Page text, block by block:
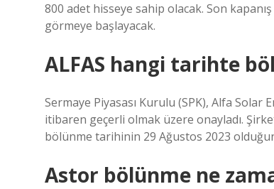
800 adet hisseye sahip olacak. Son
görmeye başlayacak.
ALFAS hangi tarihte
Sermaye Piyasası Kurulu (SPK), Alfa Solar
itibaren geçerli olmak üzere onayladı.
bölünme tarihinin 29 Ağustos 2023
Astor bölünme ne